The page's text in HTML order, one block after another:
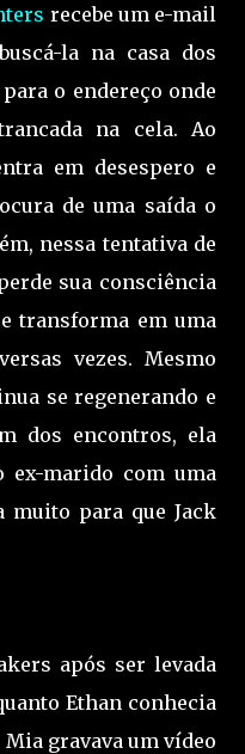
recebe um e-mail
la na casa dos
o endereço onde
na cela. Ao
em desespero e
de uma saída o
nessa tentativa de
sua consciência
transforma em uma
vezes. Mesmo
se regenerando e
dos encontros, ela
ex-marido com uma
muito para que Jack
após ser levada
Ethan conhecia
gravava um vídeo